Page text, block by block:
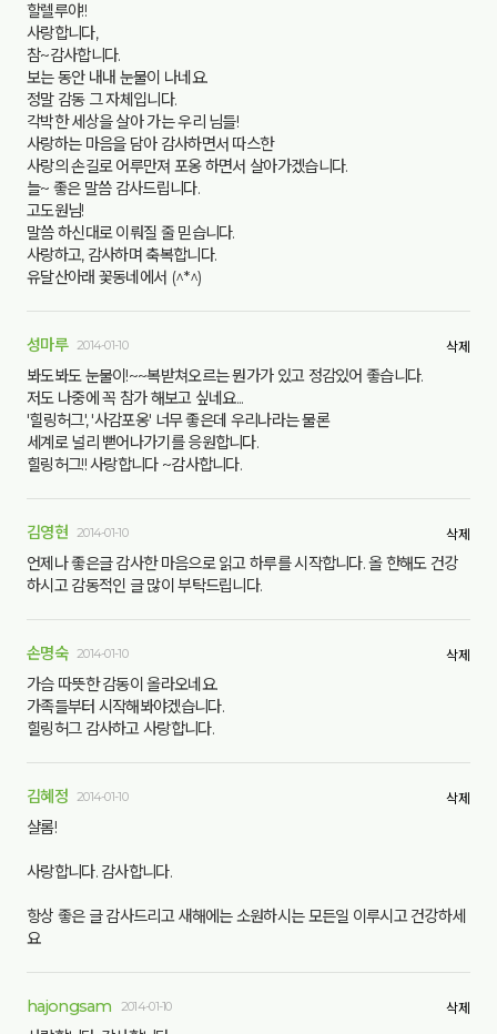
할렐루야!!
사랑합니다,
참~감사합니다.
보는 동안 내내 눈물이 나네요.
정말 감동 그 자체입니다.
각박한 세상을 살아 가는 우리 님들!
사랑하는 마음을 담아 감사하면서 따스한
사랑의 손길로 어루만져 포옹 하면서 살아가겠습니다.
늘~ 좋은 말씀 감사드립니다.
고도원님!
말씀 하신대로 이뤄질 줄 믿습니다.
사랑하고, 감사하며 축복합니다.
유달산아래 꽃동네에서 (^*^)
성마루 2014-01-10 삭제
봐도봐도 눈물이!~~복받쳐오르는 뭔가가 있고 정감있어 좋습니다.
저도 나중에 꼭 참가 해보고 싶네요...
'힐링허그', '사감포옹' 너무 좋은데 우리나라는 물론
세계로 널리 뻗어나가기를 응원합니다.
힐링허그!! 사랑합니다 ~감사합니다.
김영현 2014-01-10 삭제
언제나 좋은글 감사한 마음으로 읽고 하루를 시작합니다. 올 한해도 건강
하시고 감동적인 글 많이 부탁드립니다.
손명숙 2014-01-10 삭제
가슴 따뜻한 감동이 올라오네요.
가족들부터 시작해봐야겠습니다.
힐링허그 감사하고 사랑합니다.
김혜정 2014-01-10 삭제
샬롬!
사랑합니다. 감사합니다.
항상 좋은 글 감사드리고 새해에는 소원하시는 모든일 이루시고 건강하세
요
hajongsam 2014-01-10 삭제